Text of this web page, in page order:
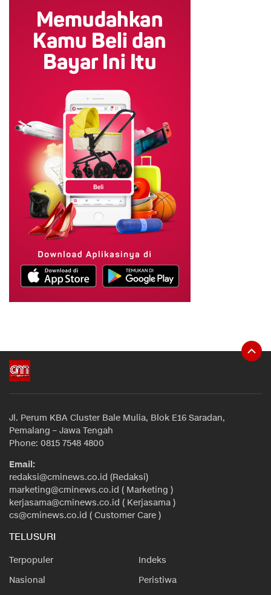
Jl. Perum KBA Cluster Bale Mulia, Blok E16 Saradan,
Pemalang – Jawa Tengah
Phone: 0815 7548 4800
Email:
redaksi@cminews.co.id (Redaksi)
marketing@cminews.co.id ( Marketing )
kerjasama@cminews.co.id ( Kerjasama )
cs@cminews.co.id ( Customer Care )
TELUSURI
Terpopuler
Indeks
Nasional
Peristiwa